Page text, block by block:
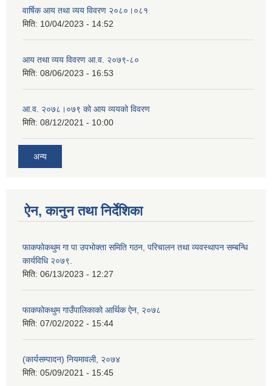
वार्षिक आय तथा व्यय विवरण २०८०।०८१
मिति: 10/04/2023 - 14:52
आय तथा व्यय विवरण आ.व. २०७९-८०
मिति: 08/06/2023 - 16:53
आ.व. २०७८।०७९ को आय व्ययको विवरण
मिति: 08/12/2021 - 10:00
अन्य
ऐन, कानुन तथा निर्देशिका
फाकफोकथुम गा पा उपभोक्ता समिति गठन, परिचालन तथा व्यवस्थापन सम्बन्धि
कार्यविधि २०७९.
मिति: 06/13/2023 - 12:27
फाकफोकथुम गाउँपालिकाको आर्थिक ऐन, २०७८
मिति: 07/02/2022 - 15:44
(कार्यसम्पादन) नियमावली, २०७४
मिति: 05/09/2021 - 15:45